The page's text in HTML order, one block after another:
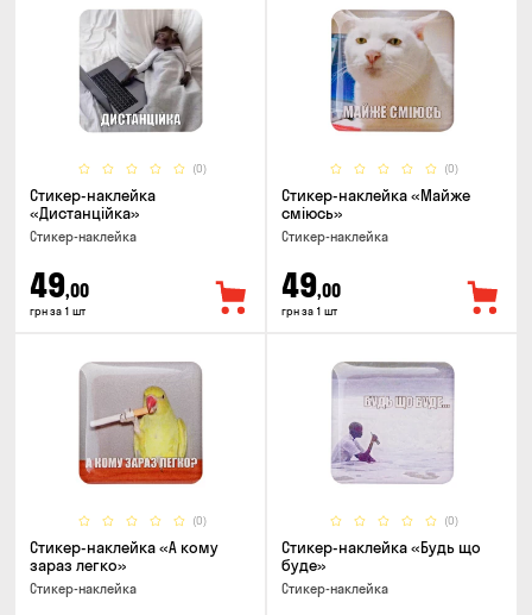
(0)
Стикер-наклейка
«Дистанційка»
Стикер-наклейка
49,00
грн за 1 шт
(0)
Стикер-наклейка «Майже
сміюсь»
Стикер-наклейка
49,00
грн за 1 шт
(0)
Стикер-наклейка «А кому
зараз легко»
Стикер-наклейка
(0)
Стикер-наклейка «Будь що
буде»
Стикер-наклейка